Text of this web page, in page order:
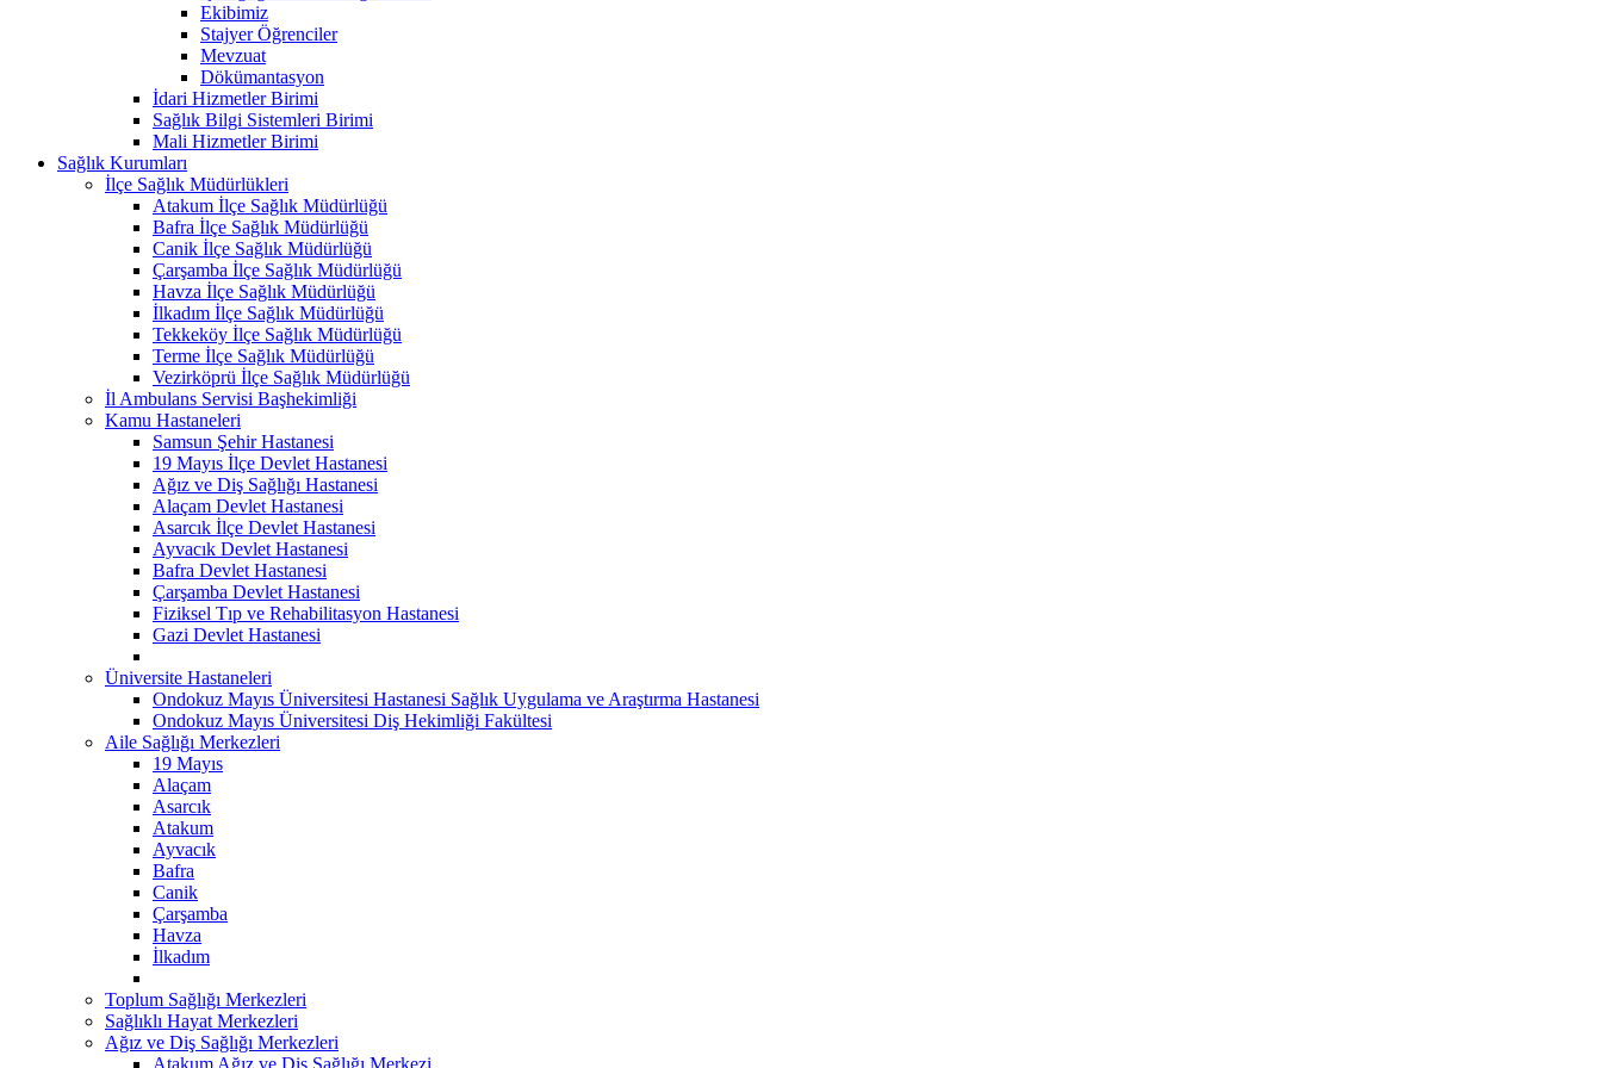
Ekibimiz
Stajyer Öğrenciler
Mevzuat
Dökümantasyon
İdari Hizmetler Birimi
Sağlık Bilgi Sistemleri Birimi
Mali Hizmetler Birimi
Sağlık Kurumları
İlçe Sağlık Müdürlükleri
Atakum İlçe Sağlık Müdürlüğü
Bafra İlçe Sağlık Müdürlüğü
Canik İlçe Sağlık Müdürlüğü
Çarşamba İlçe Sağlık Müdürlüğü
Havza İlçe Sağlık Müdürlüğü
İlkadım İlçe Sağlık Müdürlüğü
Tekkeköy İlçe Sağlık Müdürlüğü
Terme İlçe Sağlık Müdürlüğü
Vezirköprü İlçe Sağlık Müdürlüğü
İl Ambulans Servisi Başhekimliği
Kamu Hastaneleri
Samsun Şehir Hastanesi
19 Mayıs İlçe Devlet Hastanesi
Ağız ve Diş Sağlığı Hastanesi
Alaçam Devlet Hastanesi
Asarcık İlçe Devlet Hastanesi
Ayvacık Devlet Hastanesi
Bafra Devlet Hastanesi
Çarşamba Devlet Hastanesi
Fiziksel Tıp ve Rehabilitasyon Hastanesi
Gazi Devlet Hastanesi
Üniversite Hastaneleri
Ondokuz Mayıs Üniversitesi Hastanesi Sağlık Uygulama ve Araştırma Hastanesi
Ondokuz Mayıs Üniversitesi Diş Hekimliği Fakültesi
Aile Sağlığı Merkezleri
19 Mayıs
Alaçam
Asarcık
Atakum
Ayvacık
Bafra
Canik
Çarşamba
Havza
İlkadım
Toplum Sağlığı Merkezleri
Sağlıklı Hayat Merkezleri
Ağız ve Diş Sağlığı Merkezleri
Atakum Ağız ve Diş Sağlığı Merkezi